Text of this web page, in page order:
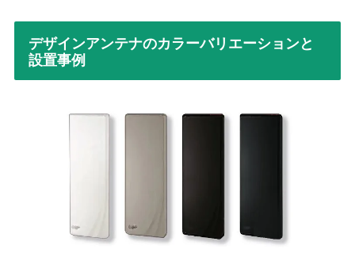
デザインアンテナのカラーバリエーションと
設置事例